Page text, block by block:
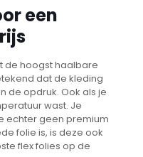
een
de hoogst haalbare
dat de kleding
de opdruk. Ook als je
wast. Je
echter geen premium
folie is, is deze ook
flex folies op de